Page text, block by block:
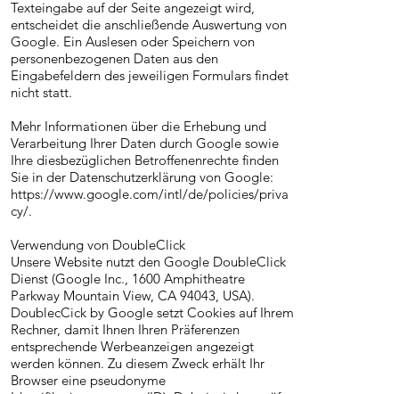
Texteingabe auf der Seite angezeigt wird,
entscheidet die anschließende Auswertung von
Google. Ein Auslesen oder Speichern von
personenbezogenen Daten aus den
Eingabefeldern des jeweiligen Formulars findet
nicht statt.
Mehr Informationen über die Erhebung und
Verarbeitung Ihrer Daten durch Google sowie
Ihre diesbezüglichen Betroffenenrechte finden
Sie in der Datenschutzerklärung von Google:
https://www.google.com/intl/de/policies/priva
cy/.
Verwendung von DoubleClick
Unsere Website nutzt den Google DoubleClick
Dienst (Google Inc., 1600 Amphitheatre
Parkway Mountain View, CA 94043, USA).
DoublecCick by Google setzt Cookies auf Ihrem
Rechner, damit Ihnen Ihren Präferenzen
entsprechende Werbeanzeigen angezeigt
werden können. Zu diesem Zweck erhält Ihr
Browser eine pseudonyme